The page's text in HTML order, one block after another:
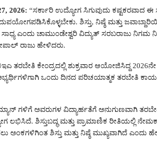
2026: “ಸರ್ಕಾರಿ ಉದ್ಯೋಗ ಸಿಗುವುದು ಕಷ್ಟಕರವಾದ
ಶಿಸ್ತು, ನಿಷ್ಠೆ ಮತ್ತು
ಸಾಧ್ಯ ಎಂದು ಚಾಮುಂಡೇಶ್ವರಿ ವಿದ್ಯುತ್ ಸರಬರಾಜು
ರಾಜು ಹೇಳಿದರು.
ತರಬೇತಿ ಕೇಂದ್ರದಲ್ಲಿ ಶುಕ್ರವಾರ ಆಯೋಜಿಸಿದ್ದ
ಒಂದು ದಿನದ ಪರಿಚಯಾತ್ಮಕ ತರಬೇತಿ
ಗಳಿಗೆ ಅವರುಗಳ ವಿದ್ಯಾರ್ಹತೆಗೆ ಅನುಗುಣವಾಗಿ
ಲಭಿಸಿದೆ. ಶಿಸ್ತುಬದ್ಧ ಮತ್ತು ಪ್ರಾಮಾಣಿಕ ರೀತಿಯಲ್ಲಿ
ಅಂಕಗಳಿಗಿಂತ ಶಿಸ್ತು ಮತ್ತು ನಿಷ್ಠೆ ಮುಖ್ಯವಾಗಿದೆ ಎಂದು